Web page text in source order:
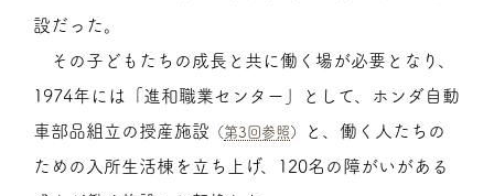
設だった。
その子どもたちの成長と共に働く場が必要となり、
1974年には「進和職業センター」として、ホンダ自動
車部品組立の授産施設 （第3回参照）
と、働く人たちの
ための入所生活棟を立ち上げ、120名の障がいがある